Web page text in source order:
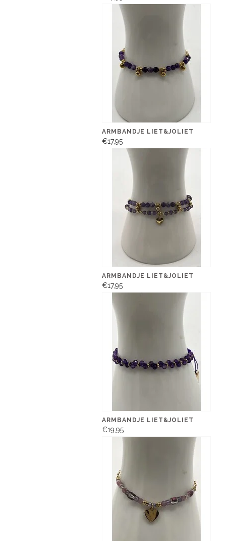
ARMBANDJE LIET&JOLIET
€17,95
ARMBANDJE LIET&JOLIET
€17,95
ARMBANDJE LIET&JOLIET
€19,95